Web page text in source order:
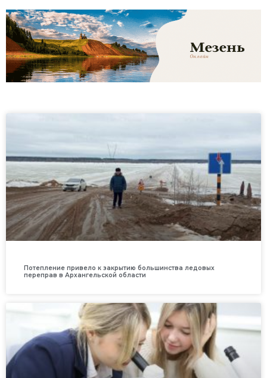
Потепление привело к закрытию большинства ледовых
переправ в Архангельской области